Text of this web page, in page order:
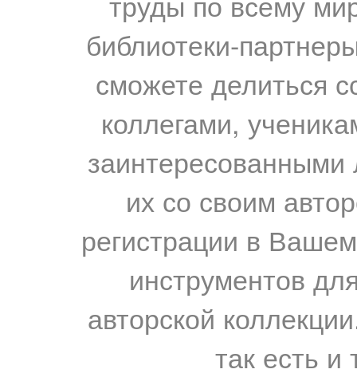
библиотеки-
сможете делиться
коллегами,
их со своим
регистрации в
инструментов
авторской
так есть и